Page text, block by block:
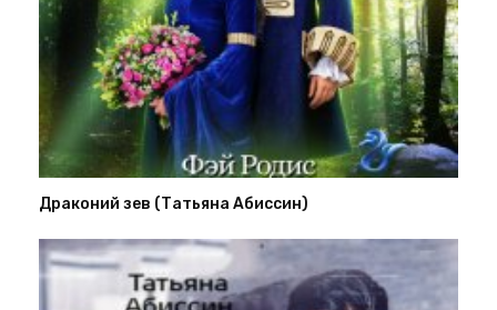
Драконий зев (Татьяна Абиссин)